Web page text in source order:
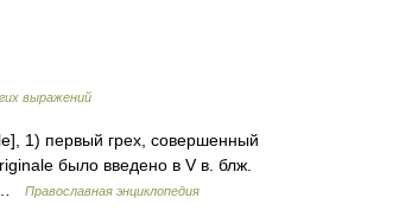
выражений
1) первый грех, совершенный
было введено в V в. блж.
…
Православная энциклопедия